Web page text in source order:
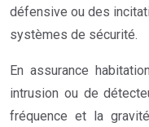
défensive ou des
systèmes de sécurité.
En assurance
intrusion ou de
fréquence et la